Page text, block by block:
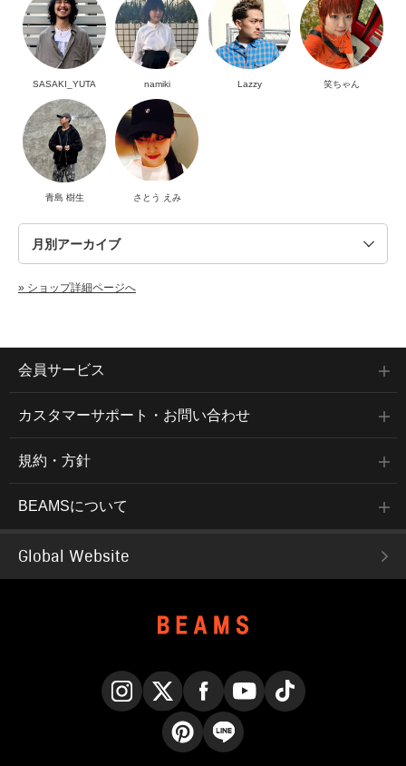
SASAKI_YUTA namiki Lazzy 笑ちゃん
青島 樹生 さとう えみ
» ショップ詳細ページへ
会員サービス
カスタマーサポート・お問い合わせ
規約・方針
BEAMSについて
Global Website